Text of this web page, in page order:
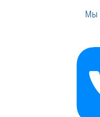
Мы